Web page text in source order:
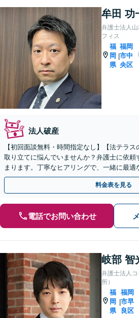
牟田 功
弁護士法人
フィス
福
岡
県
|
福岡
市中
央区
法人破産
【初回面談無料・時間指定なし】【法テラ
取り立てに悩んでいませんか？弁護士に依頼
まります。丁寧なヒアリングで、一緒に最適
ていきましょう。【完全個室】【土日祝・夜
料金表を見る
電話でお問い合わせ
岐部 智
弁護士法人
所）
福
岡
県
|
福岡
市早
良区